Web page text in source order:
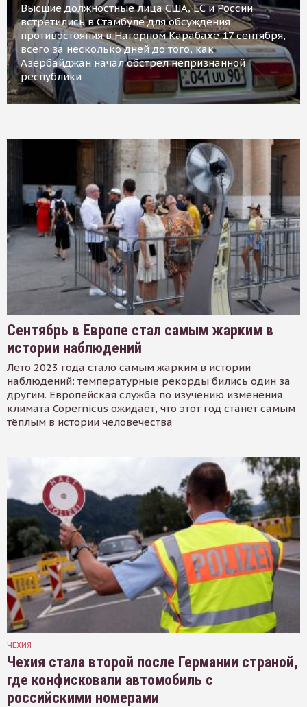
Высшие должностные лица США, ЕС и России
встретились в Стамбуле для обсуждения
противостояния в Нагорном Карабахе 17 сентября,
всего за несколько дней до того, как
Азербайджан начал обстрел непризнанной
республики
Сентябрь в Европе стал самым жарким в
истории наблюдений
Лето 2023 года стало самым жарким в истории
наблюдений: температурные рекорды бились один за
другим. Европейская служба по изучению изменения
климата Copernicus ожидает, что этот год станет самым
тёплым в истории человечества
ЧЕХИЯ
Чехия стала второй после Германии страной,
где конфисковали автомобиль с
российскими номерами